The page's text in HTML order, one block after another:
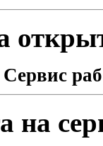
Сервис
на